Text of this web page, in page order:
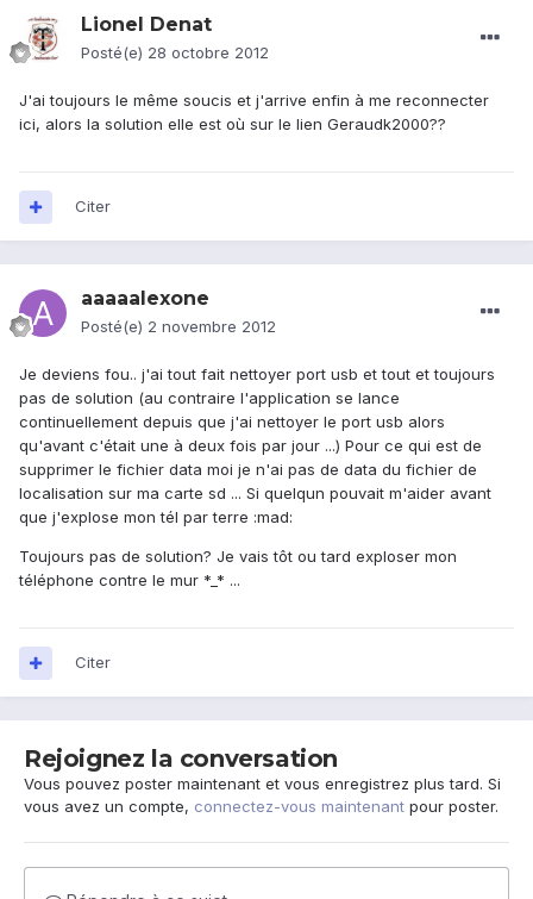
Lionel Denat
Posté(e) 28 octobre 2012
J'ai toujours le même soucis et j'arrive enfin à me reconnecter
ici, alors la solution elle est où sur le lien Geraudk2000??
Citer
aaaaalexone
Posté(e) 2 novembre 2012
Je deviens fou.. j'ai tout fait nettoyer port usb et tout et toujours
pas de solution (au contraire l'application se lance
continuellement depuis que j'ai nettoyer le port usb alors
qu'avant c'était une à deux fois par jour ...) Pour ce qui est de
supprimer le fichier data moi je n'ai pas de data du fichier de
localisation sur ma carte sd ... Si quelqun pouvait m'aider avant
que j'explose mon tél par terre :mad:
Toujours pas de solution? Je vais tôt ou tard exploser mon
téléphone contre le mur *_* ...
Citer
Rejoignez la conversation
Vous pouvez poster maintenant et vous enregistrez plus tard. Si
vous avez un compte, connectez-vous maintenant pour poster.